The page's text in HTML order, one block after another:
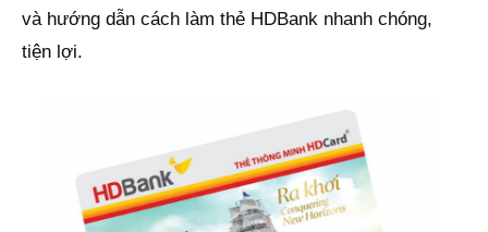
và hướng dẫn cách làm thẻ HDBank nhanh chóng,
tiện lợi.